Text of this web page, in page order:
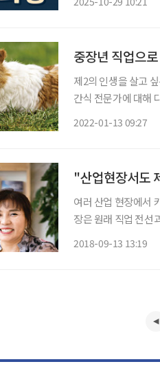
중장년 직업으
제2의 인생을 살고
간식 전문가에 대해
2022-01-13 09:27
"산업현장서도
여러 산업 현장에서
장은 원래 직업 전선
2018-09-13 13:19